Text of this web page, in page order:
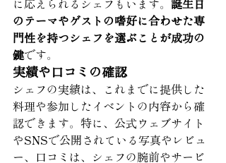
に応えられるシェフもいます。 誕生日
のテーマやゲストの嗜好に合わせた専
門性を持つシェフを選ぶことが成功の
鍵です。
実績や口コミの確認
シェフの実績は、これまでに提供した
料理や参加したイベントの内容から確
認できます。特に、公式ウェブサイト
やSNSで公開されている写真やレビュ
ー、口コミは、シェフの腕前やサービ